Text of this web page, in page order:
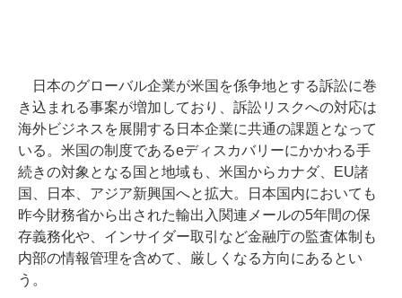
日本のグローバル企業が米国を係争地とする訴訟に巻
き込まれる事案が増加しており、訴訟リスクへの対応は
海外ビジネスを展開する日本企業に共通の課題となって
いる。米国の制度であるeディスカバリーにかかわる手
続きの対象となる国と地域も、米国からカナダ、EU諸
国、日本、アジア新興国へと拡大。日本国内においても
昨今財務省から出された輸出入関連メールの5年間の保
存義務化や、インサイダー取引など金融庁の監査体制も
内部の情報管理を含めて、厳しくなる方向にあるとい
う。